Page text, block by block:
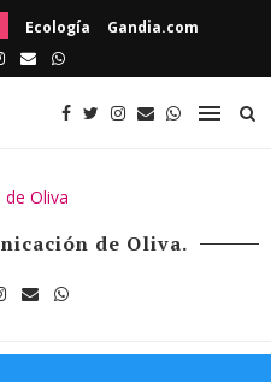
Ecología Gandia.com
de Oliva.